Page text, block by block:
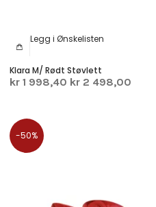
Legg i Ønskelisten
Klara M/ Rødt Støvlett
kr 1 998,40 kr 2 498,00
-50%